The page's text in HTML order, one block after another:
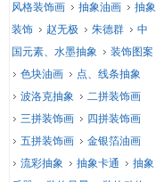
风格装饰画
抽象油画
抽象
装饰
赵无极 朱德群
中
国元素、水墨抽象
装饰图案
色块油画
点、线条抽象
波洛克抽象
二拼装饰画
三拼装饰画
四拼装饰画
五拼装饰画
金银箔油画
流彩抽象
抽象卡通
抽象